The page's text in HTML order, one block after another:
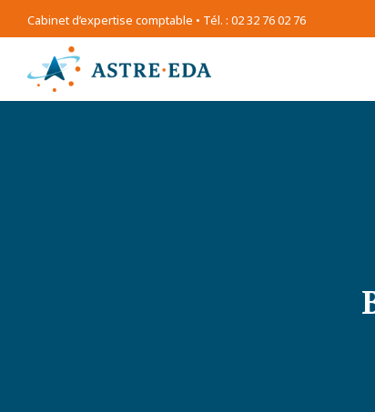
Cabinet d’expertise comptable • Tél. : 02 32 76 02 76